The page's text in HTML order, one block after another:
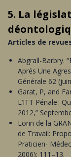
5. La
Articles de
Abgrall-Barbry.
Aprés Une
Générale 62
Garat, P, and
L’ITT Pénale :
2012,”
Lorin de la
de Travail:
Praticien-
2006): 111–13.